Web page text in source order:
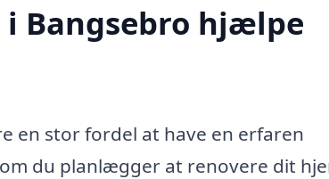
i Bangsebro hjælpe
en stor fordel at have en erfaren
du planlægger at renovere dit